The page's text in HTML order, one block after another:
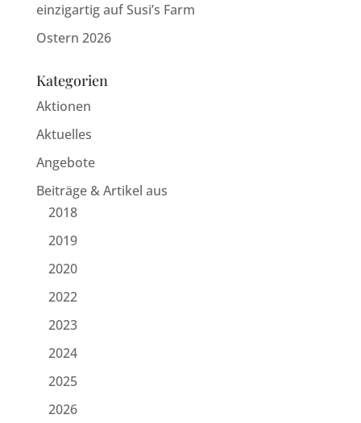
einzigartig auf Susi’s Farm
Ostern 2026
Kategorien
Aktionen
Aktuelles
Angebote
Beiträge & Artikel aus
2018
2019
2020
2022
2023
2024
2025
2026